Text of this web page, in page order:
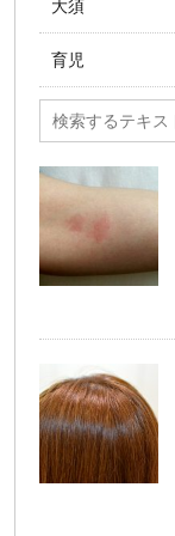
大須
育児